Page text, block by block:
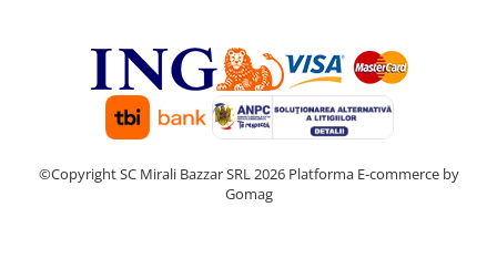
©Copyright SC Mirali Bazzar SRL 2026 Platforma E-commerce by
Gomag